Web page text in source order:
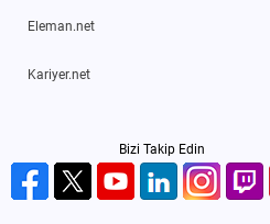
Eleman.net
Kariyer.net
Bizi Takip Edin